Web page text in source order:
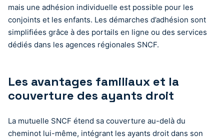
mais une adhésion individuelle est possible pour les
conjoints et les enfants. Les démarches d’adhésion sont
simplifiées grâce à des portails en ligne ou des services
dédiés dans les agences régionales SNCF.
Les avantages familiaux et la
couverture des ayants droit
La mutuelle SNCF étend sa couverture au-delà du
cheminot lui-même, intégrant les ayants droit dans son